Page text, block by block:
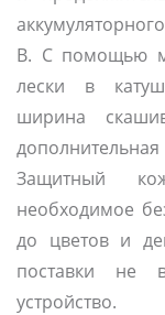
В. С помощью
лески в
ширина
Защитный
необходимое
до цветов и
поставки не
устройство.